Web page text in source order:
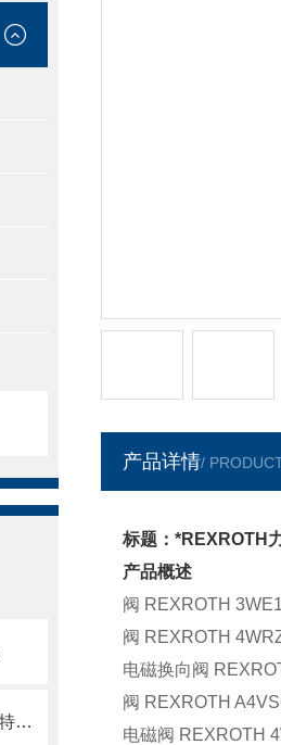
ATOS电磁阀DHA-0713/PA-M/7型特点介绍
产品详情/
标题：*REXROTH
产品概述
阀 REXROTH
阀 REXROTH
电磁换向阀
阀 REXROTH
电磁阀 REXROTH